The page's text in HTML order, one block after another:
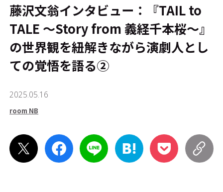
藤沢文翁インタビュー：『TAIL to
TALE ～Story from 義経千本桜～』
の世界観を紐解きながら演劇人とし
ての覚悟を語る②
2025.05.16
room NB